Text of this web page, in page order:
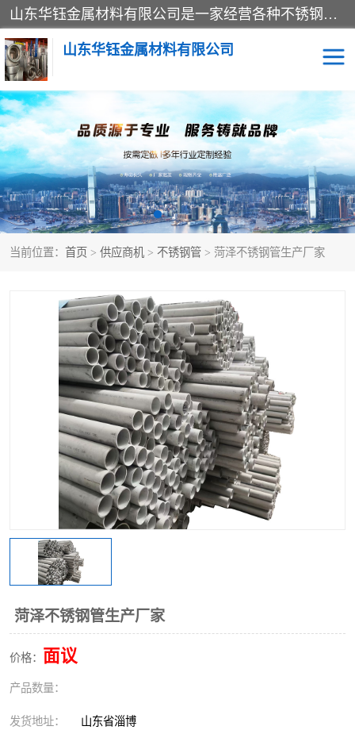
山东华钰金属材料有限公司是一家经营各种不锈钢管材、板材、圆钢、法兰、封头、型材等产品的公司；主营产品有：不锈钢管，激光切割，管件标准件，不锈钢圆钢，不锈钢人孔，不锈钢亮管，不锈钢角钢，不锈钢加工，不锈钢管子，不锈钢工业方管，不锈钢封头，不锈钢法兰，不锈钢阀门，不锈钢槽钢，不锈钢扁钢，不锈钢板等；可为客户制作各种规格的型材及不锈钢配件、非标准件及各种容器具等，能满足客户的不同采购要求。
山东华钰金属材料有限公司
当前位置： 首页 > 供应商机 > 不锈钢管 > 菏泽不锈钢管生产厂家
菏泽不锈钢管生产厂家
价格： 面议
产品数量：
发货地址： 山东省淄博
不锈钢管 激光切割
管件标准件 不锈钢圆钢
不锈钢人孔 不锈钢亮管
不锈钢角钢 不锈钢加工
不锈钢封头 不锈钢法兰
不锈钢阀门 不锈钢槽钢
不锈钢扁钢